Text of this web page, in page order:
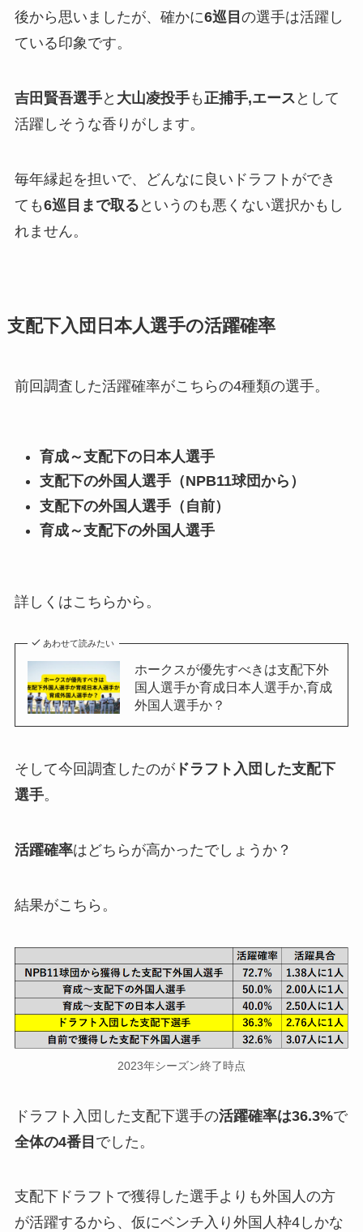
後から思いましたが、確かに6巡目 の選手は活躍し
ている印象です。
吉田賢吾選手と 大山凌投手も 正捕手,エース として
活躍しそうな香りがします。
毎年縁起を担いで、どんなに良いドラフトができ
ても6巡目まで取る というのも悪くない選択かもし
れません。
支配下入団日本人選手の活躍確率
前回調査した活躍確率がこちらの4種類の選手。
育成～支配下の日本人選手
支配下の外国人選手（NPB11球団から）
支配下の外国人選手（自前）
育成～支配下の外国人選手
詳しくはこちらから。
あわせて読みたい
ホークスが優先すべきは支配下外
国人選手か育成日本人選手か,育成
外国人選手か？
そして今回調査したのがドラフト入団した支配下
選手。
活躍確率はどちらが高かったでしょうか？
結果がこちら。
2023年シーズン終了時点
ドラフト入団した支配下選手の活躍確率は36.3%で
全体の4番目 でした。
支配下ドラフトで獲得した選手よりも外国人の方
が活躍するから、仮にベンチ入り外国人枠4しかな